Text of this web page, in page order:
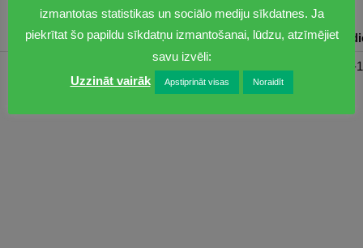
Pirmdiena Otrdiena Trešdiena Ceturtdiena
08:00-
izmantotas statistikas un sociālo mediju sīkdatnes. Ja
piekrītat šo papildu sīkdatņu izmantošanai, lūdzu, atzīmējiet
savu izvēli:
Uzzināt vairāk
Apstiprināt visas Noraidīt